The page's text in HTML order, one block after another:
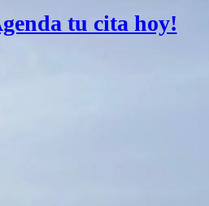
tu cita hoy!